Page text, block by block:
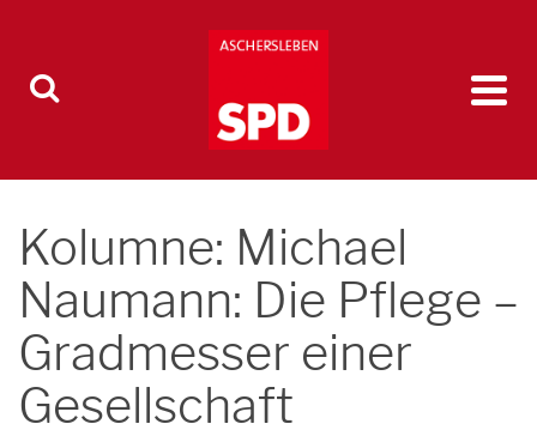
Kolumne: Michael
Naumann: Die Pflege –
Gradmesser einer
Gesellschaft